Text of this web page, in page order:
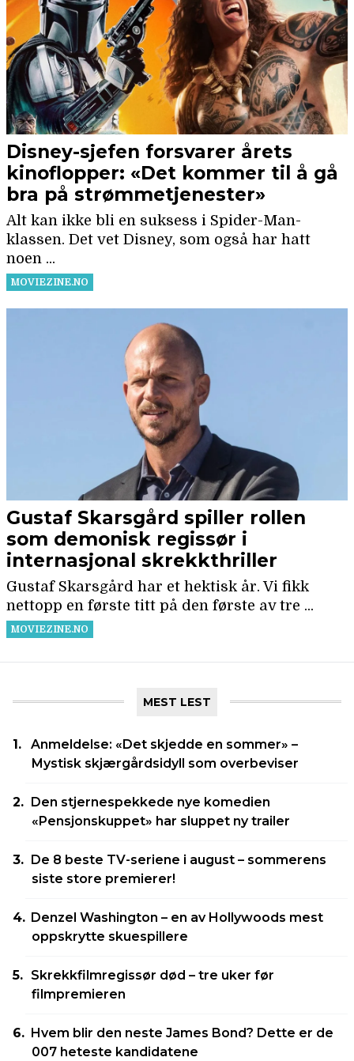
MEST LEST
Anmeldelse: «Det skjedde en sommer» –
Mystisk skjærgårdsidyll som overbeviser
Den stjernespekkede nye komedien
«Pensjonskuppet» har sluppet ny trailer
De 8 beste TV-seriene i august – sommerens
siste store premierer!
Denzel Washington – en av Hollywoods mest
oppskrytte skuespillere
Skrekkfilmregissør død – tre uker før
filmpremieren
Hvem blir den neste James Bond? Dette er de
007 heteste kandidatene